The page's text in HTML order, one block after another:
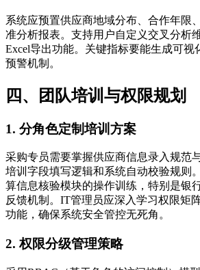
系统应预置供应商地域分布、合作年限
准分析报表。支持用户自定义交叉分析
Excel导出功能。关键指标要能生成可视
预警机制。
四、团队培训与权限规划
1. 分角色定制培训方案
采购专员需要掌握供应商信息录入规范
培训字段填写逻辑和系统自动校验规则
算信息核验模块的操作训练，特别是银
反馈机制。IT管理员应深入学习权限矩
功能，确保系统安全管控无死角。
2. 权限分级管理策略